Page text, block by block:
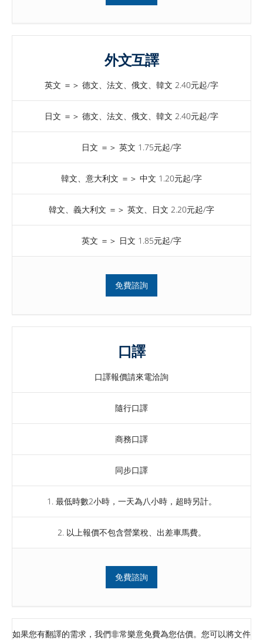
外文互譯
英文 ＝＞ 德文、法文、俄文、韓文 2.40元起/字
日文 ＝＞ 德文、法文、俄文、韓文 2.40元起/字
日文 ＝＞ 英文 1.75元起/字
韓文、意大利文 ＝＞ 中文 1.20元起/字
韓文、義大利文 ＝＞ 英文、日文 2.20元起/字
英文 ＝＞ 日文 1.85元起/字
免費諮詢
口譯
口譯報價請來電洽詢
隨行口譯
商務口譯
同步口譯
1. 最低時數2小時，一天為八小時，超時另計。
2. 以上報價不包含營業稅、出差車馬費。
免費諮詢
如果您有翻譯的需求，我們非常樂意免費為您估價。您可以將文件